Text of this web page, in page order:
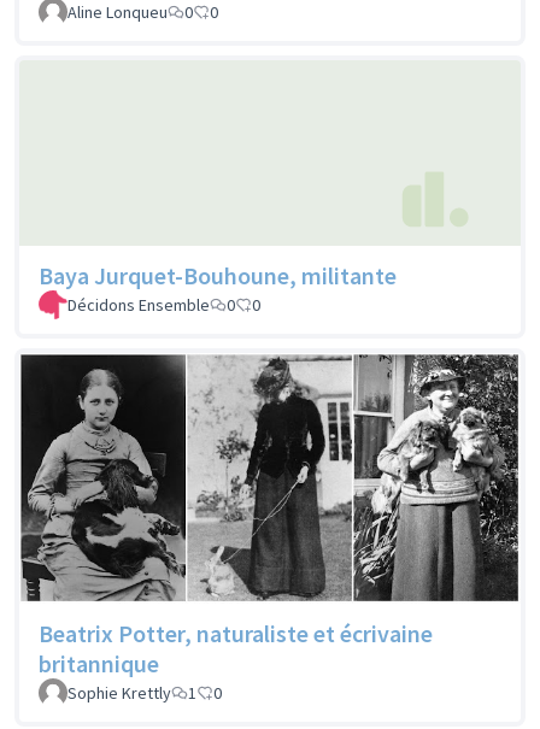
Aline Lonqueu 0 0
Baya Jurquet-Bouhoune, militante
Décidons Ensemble 0 0
Beatrix Potter, naturaliste et écrivaine
britannique
Sophie Krettly 1 0